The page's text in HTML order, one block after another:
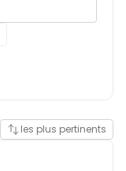
les plus pertinents